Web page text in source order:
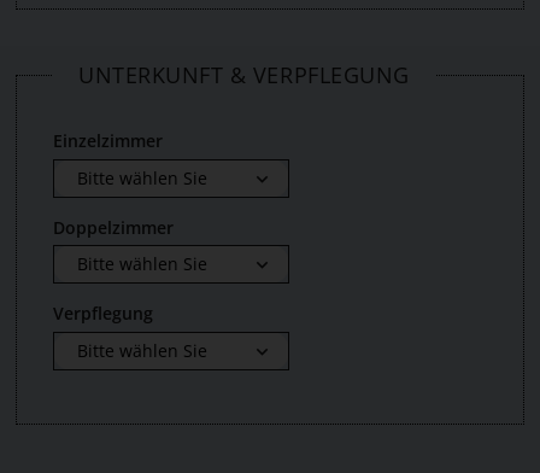
UNTERKUNFT & VERPFLEGUNG
Einzelzimmer
Doppelzimmer
Verpflegung